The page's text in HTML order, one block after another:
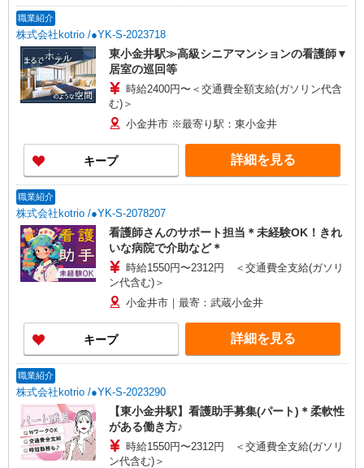
職業紹介
株式会社kotrio /●YK-S-2023718
東小金井駅≫高級シニアマンションの看護師▼
居室の巡回等
時給2400円〜＜交通費全額支給(ガソリン代含
む)＞
小金井市 ※最寄り駅：東小金井
キープ 詳細を見る
職業紹介
株式会社kotrio /●YK-S-2078207
看護師さんのサポート担当＊未経験OK！きれ
いな病院で介助など＊
時給1550円〜2312円 ＜交通費全支給(ガソリ
ン代含む)＞
小金井市｜最寄：武蔵小金井
キープ 詳細を見る
職業紹介
株式会社kotrio /●YK-S-2023290
【東小金井駅】看護助手募集(パート)＊柔軟性
がある働き方♪
時給1550円〜2312円 ＜交通費全支給(ガソリ
ン代含む)＞